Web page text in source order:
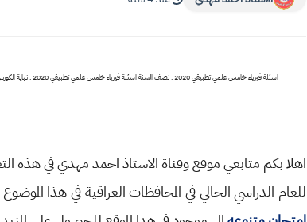
اسئلة فيزياء خامس علمي تطبيقي 2020 , نصف السنة اسئلة فيزياء خامس علمي تطبيقي 2020 , نهاية الكورس الاول اسئلة فيزياء خامس علمي تطبيقي 2020 , تحميل حفظ اسئلة فيزياء خامس علمي تطبيقي 2020 , مرشحات جديد اسئلة فيزياء خامس علمي تطبيقي 2020 ,
اهلا بكم متابعي موقع وقناة الاستاذ احمد مهدي في هذه
للعام الدراسي الحالي في المحافظات العراقية في هذا